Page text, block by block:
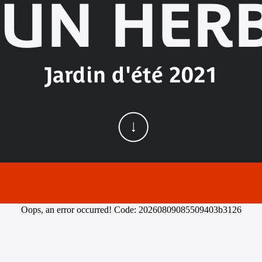
Jardin d'été 2021
Oops, an error occurred! Code: 20260809085509403b3126